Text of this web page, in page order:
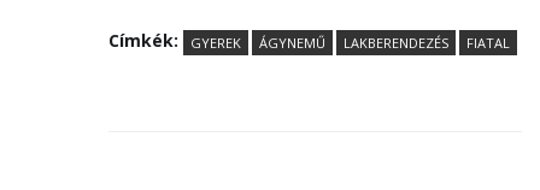
Címkék: GYEREK ÁGYNEMŰ LAKBERENDEZÉS FIATAL